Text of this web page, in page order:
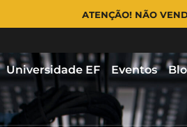
ATENÇÃO! NÃO VENDEMOS PEÇAS!
Universidade EF Eventos